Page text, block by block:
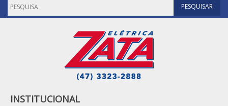
INSTITUCIONAL